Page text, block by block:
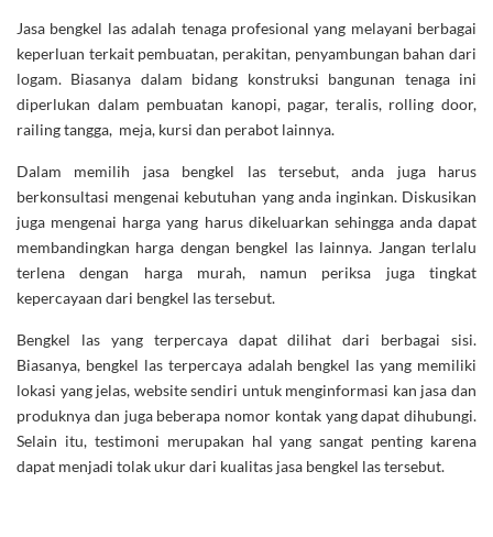
Jasa bengkel las adalah tenaga profesional yang melayani berbagai
keperluan terkait pembuatan, perakitan, penyambungan bahan dari
logam. Biasanya dalam bidang konstruksi bangunan tenaga ini
diperlukan dalam pembuatan kanopi, pagar, teralis, rolling door,
railing tangga, meja, kursi dan perabot lainnya.
Dalam memilih jasa bengkel las tersebut, anda juga harus
berkonsultasi mengenai kebutuhan yang anda inginkan. Diskusikan
juga mengenai harga yang harus dikeluarkan sehingga anda dapat
membandingkan harga dengan bengkel las lainnya. Jangan terlalu
terlena dengan harga murah, namun periksa juga tingkat
kepercayaan dari bengkel las tersebut.
Bengkel las yang terpercaya dapat dilihat dari berbagai sisi.
Biasanya, bengkel las terpercaya adalah bengkel las yang memiliki
lokasi yang jelas, website sendiri untuk menginformasi kan jasa dan
produknya dan juga beberapa nomor kontak yang dapat dihubungi.
Selain itu, testimoni merupakan hal yang sangat penting karena
dapat menjadi tolak ukur dari kualitas jasa bengkel las tersebut.